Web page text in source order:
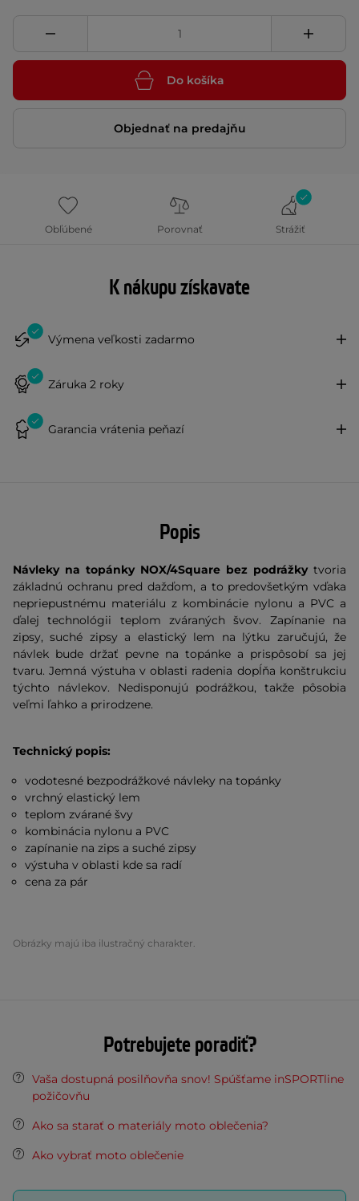
Do košíka
Objednať na predajňu
Obľúbené Porovnať Strážiť
K nákupu získavate
Výmena veľkosti zadarmo
Záruka 2 roky
Garancia vrátenia peňazí
Popis
Návleky na topánky NOX/4Square bez podrážkytvoria
základnú ochranu pred dažďom, a to predovšetkým vďaka
nepriepustnému materiálu z kombinácie nylonu a PVC a
ďalej technológii teplom zváraných švov. Zapínanie na
zipsy, suché zipsy a elastický lem na lýtku zaručujú, že
návlek bude držať pevne na topánke a prispôsobí sa jej
tvaru. Jemná výstuha v oblasti radenia dopĺňa konštrukciu
týchto návlekov. Nedisponujú podrážkou, takže pôsobia
veľmi ľahko a prirodzene.
Technický popis:
vodotesné bezpodrážkové návleky na topánky
vrchný elastický lem
teplom zvárané švy
kombinácia nylonu a PVC
zapínanie na zips a suché zipsy
výstuha v oblasti kde sa radí
cena za pár
Obrázky majú iba ilustračný charakter.
Potrebujete poradiť?
Vaša dostupná posilňovňa snov! Spúšťame inSPORTline
požičovňu
Ako sa starať o materiály moto oblečenia?
Ako vybrať moto oblečenie